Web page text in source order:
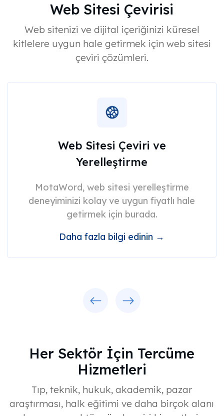
Web Sitesi Çevirisi
Web sitenizi ve dijital içeriğinizi küresel
kitlelere uygun hale getirmek için web sitesi
çeviri çözümleri.
Web Sitesi Çeviri ve
Yerelleştirme
MotaWord, web sitesi yerelleştirme
deneyiminizi kolay ve uygun fiyatlı hale
getirmek için burada.
Daha fazla bilgi edinin →
Her Sektör İçin Tercüme
Hizmetleri
Tıp, teknik, hukuk, akademik, pazar
araştırması, halk eğitimi ve daha birçok alanı